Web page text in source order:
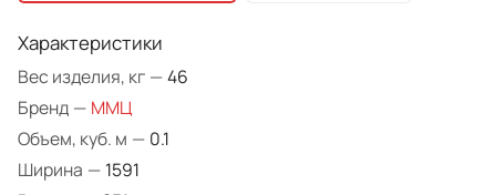
Характеристики
Вес изделия, кг —46
Бренд — ММЦ
Объем, куб. м — 0.1
Ширина — 1591